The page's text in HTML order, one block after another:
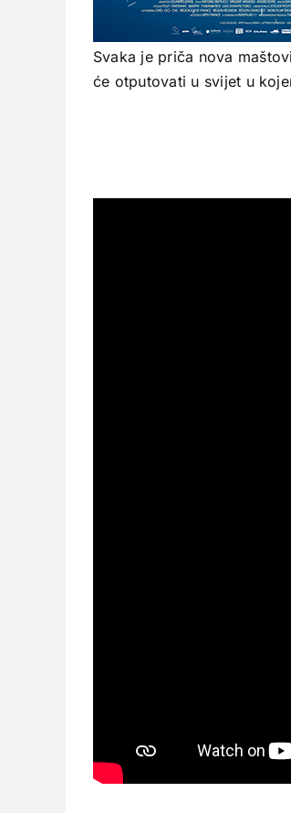
Svaka je priča nova
će otputovati u svijet u